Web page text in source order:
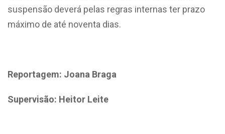
suspensão deverá pelas regras internas ter prazo
máximo de até noventa dias.
Reportagem: Joana Braga
Supervisão: Heitor Leite